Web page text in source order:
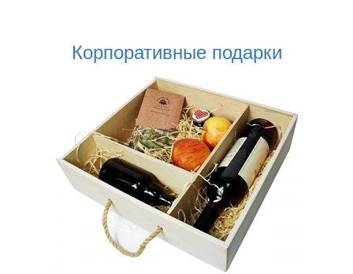
Корпоративные подарки